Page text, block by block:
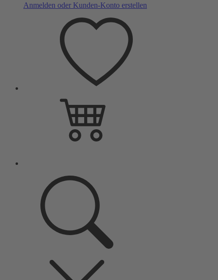
Anmelden oder Kunden-Konto erstellen